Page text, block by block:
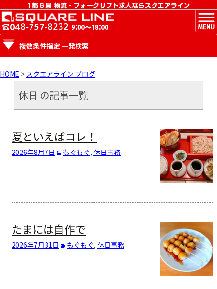
MENU
複数条件指定 一発検索
HOME > スクエアライン ブログ
休日 の記事一覧
夏といえばコレ！
2026年8月7日 もぐもぐ, 休日事務
たまには自作で
2026年7月31日 もぐもぐ, 休日事務